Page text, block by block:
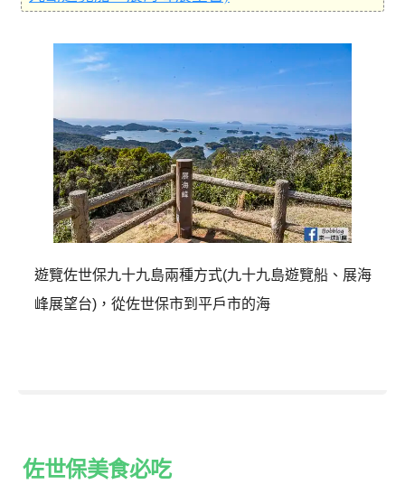
遊覽佐世保九十九島兩種方式(九十九島遊覽船、展海
峰展望台)，從佐世保市到平戶市的海
佐世保美食必吃